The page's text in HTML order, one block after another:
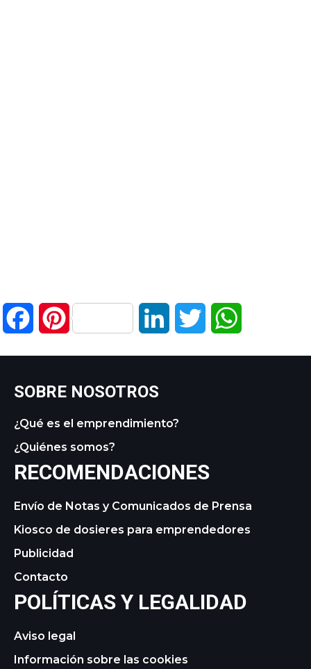
FacebookPinterest LinkedIn Twitter
SOBRE NOSOTROS
¿Qué es el emprendimiento?
¿Quiénes somos?
RECOMENDACIONES
Envío de Notas y Comunicados de Prensa
Kiosco de dosieres para emprendedores
Publicidad
Contacto
POLÍTICAS Y LEGALIDAD
Aviso legal
Información sobre las cookies